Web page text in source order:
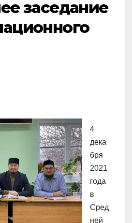
заседание
4
дека
бря
2021
года
в
Сред
ней